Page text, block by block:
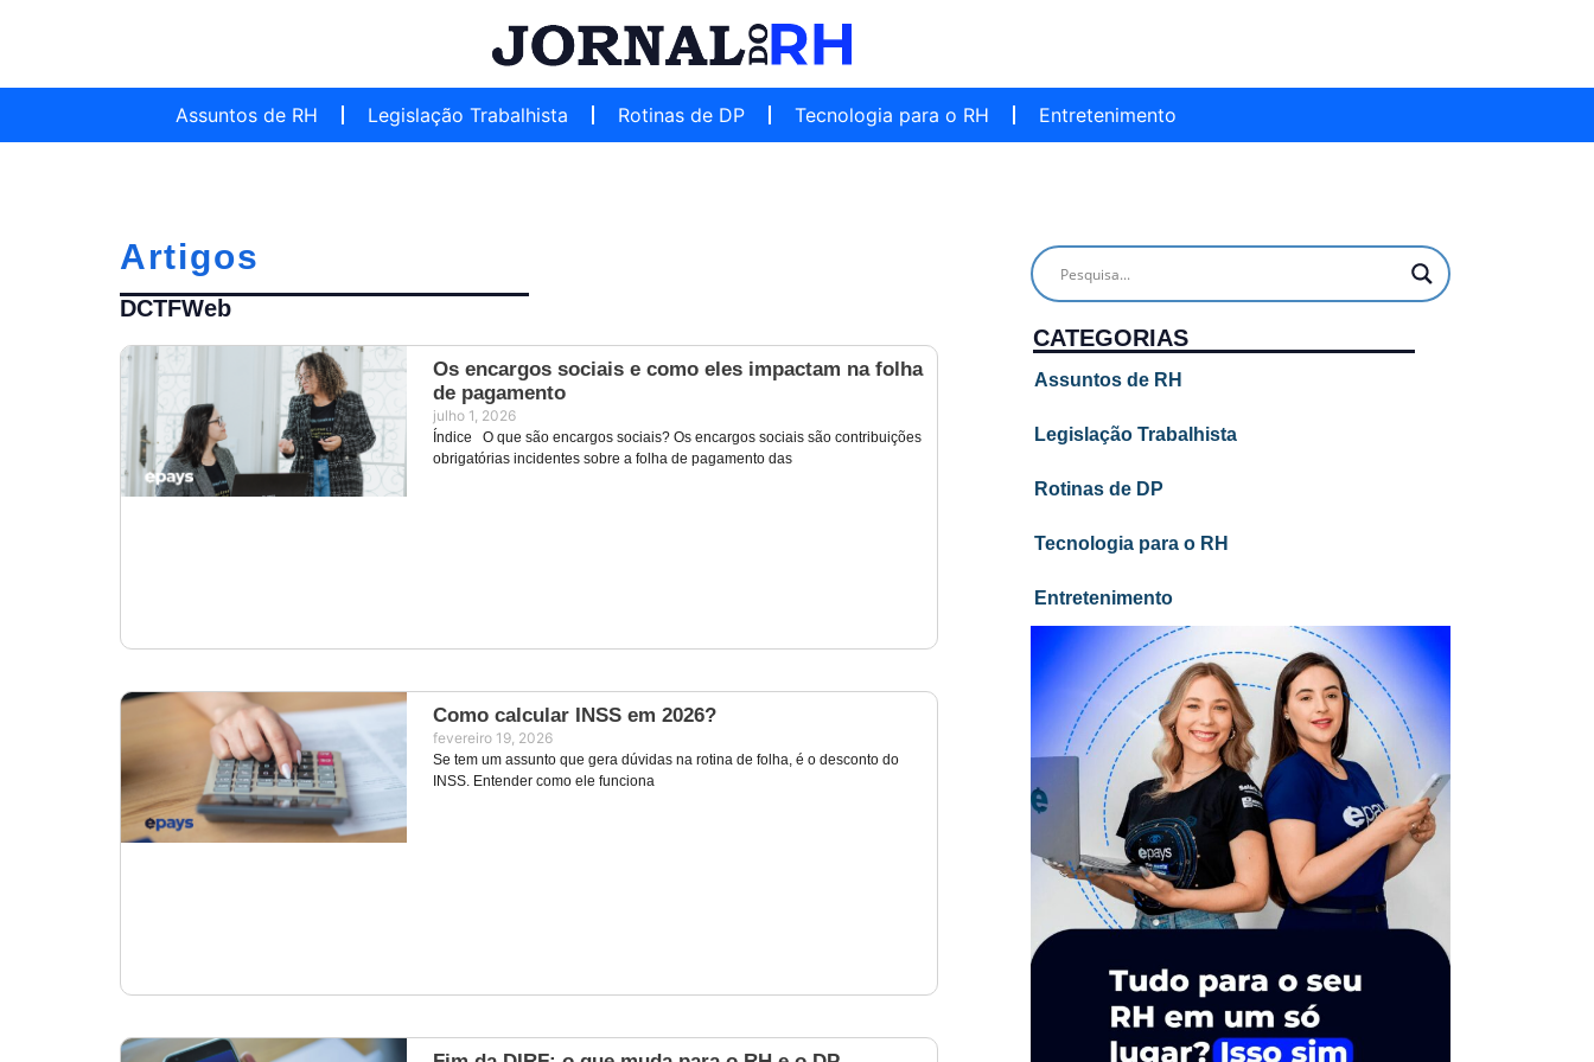
Assuntos de RH Legislação Trabalhista Rotinas de DP Tecnologia para o RH Entretenimento
Artigos
DCTFWeb
Os encargos sociais e como eles impactam na folha
de pagamento
julho 1, 2026
Índice O que são encargos sociais? Os encargos sociais são contribuições
obrigatórias incidentes sobre a folha de pagamento das
Como calcular INSS em 2026?
fevereiro 19, 2026
Se tem um assunto que gera dúvidas na rotina de folha, é o desconto do
INSS. Entender como ele funciona
CATEGORIAS
Assuntos de RH
Legislação Trabalhista
Rotinas de DP
Tecnologia para o RH
Entretenimento